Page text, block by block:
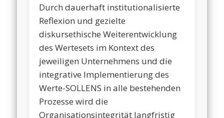
Durch dauerhaft institutionalisierte
Reflexion und gezielte
diskursethische Weiterentwicklung
des Wertesets im Kontext des
jeweiligen Unternehmens und die
integrative Implementierung des
Werte-SOLLENS in alle bestehenden
Prozesse wird die
Organisationsintegrität langfristig